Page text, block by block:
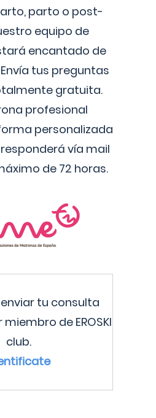
parto o post-
equipo de
encantado de
tus preguntas
gratuita.
profesional
personalizada
vía mail
de 72 horas.
tu consulta
de EROSKI
club.